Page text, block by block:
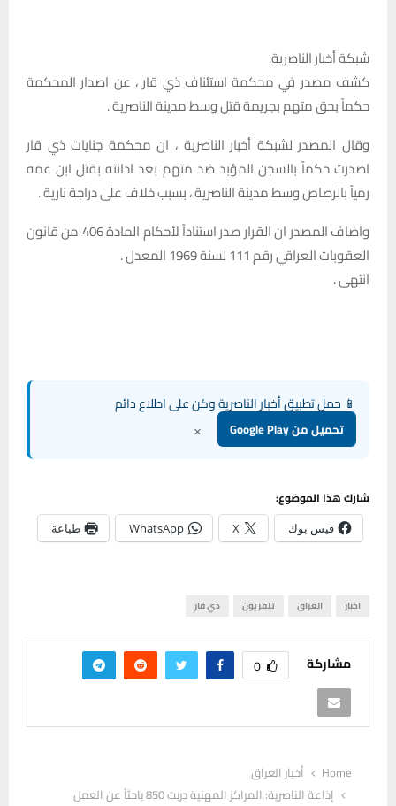
شبكة أخبار الناصرية:
كشف مصدر في محكمة استئناف ذي قار ، عن اصدار المحكمة
حكماً بحق متهم بجريمة قتل وسط مدينة الناصرية .
وقال المصدر لشبكة أخبار الناصرية ، ان محكمة جنايات ذي قار
اصدرت حكماً بالسجن المؤبد ضد متهم بعد ادانته بقتل ابن عمه
رمياً بالرصاص وسط مدينة الناصرية ، بسبب خلاف على دراجة نارية .
واضاف المصدر ان القرار صدر استناداً لأحكام المادة 406 من قانون
العقوبات العراقي رقم 111 لسنة 1969 المعدل .
انتهى .
📱 حمل تطبيق أخبار الناصرية وكن على اطلاع دائم
تحميل من Google Play ×
شارك هذا الموضوع:
فيس بوك X
WhatsApp طباعة
اخبار العراق تلفزيون ذي قار
مشاركة 0
Home
أخبار العراق
إذاعة الناصرية: المراكز المهنية دربت 850 باحثاً عن العمل